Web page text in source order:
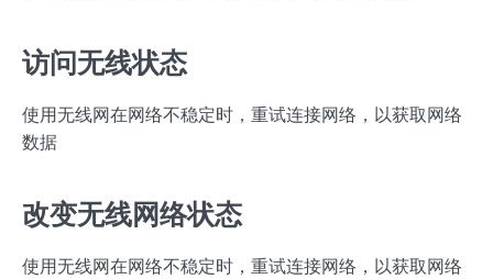
访问无线状态
使用无线网在网络不稳定时，重试连接网络，以获取网络
数据
改变无线网络状态
使用无线网在网络不稳定时，重试连接网络，以获取网络